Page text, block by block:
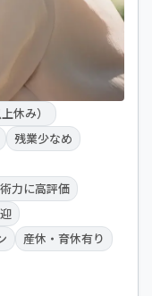
休み）
残業少なめ
力に高評価
産休・育休有り